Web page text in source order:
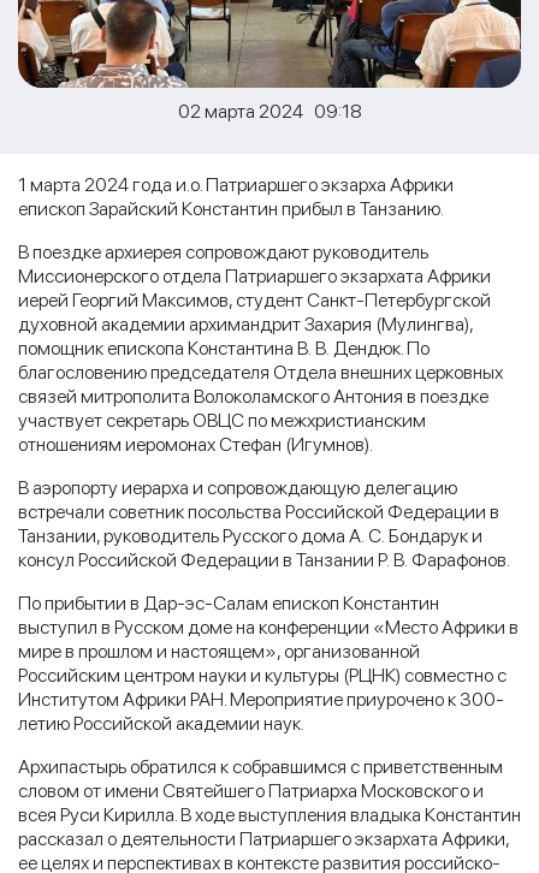
02 марта 2024 09:18
1 марта 2024 года и.о. Патриаршего экзарха Африки
епископ Зарайский Константин прибыл в Танзанию.
В поездке архиерея сопровождают руководитель
Миссионерского отдела Патриаршего экзархата Африки
иерей Георгий Максимов, студент Санкт-Петербургской
духовной академии архимандрит Захария (Мулингва),
помощник епископа Константина В. В. Дендюк. По
благословению председателя Отдела внешних церковных
связей митрополита Волоколамского Антония в поездке
участвует секретарь ОВЦС по межхристианским
отношениям иеромонах Стефан (Игумнов).
В аэропорту иерарха и сопровождающую делегацию
встречали советник посольства Российской Федерации в
Танзании, руководитель Русского дома А. С. Бондарук и
консул Российской Федерации в Танзании Р. В. Фарафонов.
По прибытии в Дар-эс-Салам епископ Константин
выступил в Русском доме на конференции «Место Африки в
мире в прошлом и настоящем», организованной
Российским центром науки и культуры (РЦНК) совместно с
Институтом Африки РАН. Мероприятие приурочено к 300-
летию Российской академии наук.
Архипастырь обратился к собравшимся с приветственным
словом от имени Святейшего Патриарха Московского и
всея Руси Кирилла. В ходе выступления владыка Константин
рассказал о деятельности Патриаршего экзархата Африки,
ее целях и перспективах в контексте развития российско-